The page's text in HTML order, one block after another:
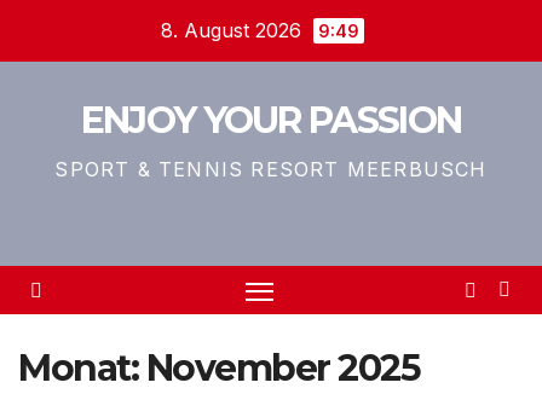
8. August 2026 9:49
ENJOY YOUR PASSION
SPORT & TENNIS RESORT MEERBUSCH
Monat: November 2025